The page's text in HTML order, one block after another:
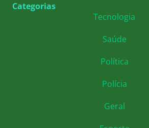
Categorias
Tecnologia
Saúde
Política
Polícia
Geral